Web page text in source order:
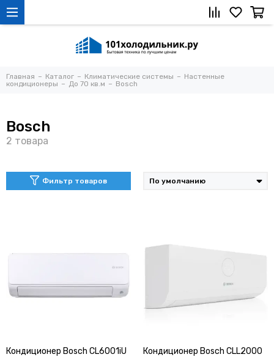
Главная Каталог Климатические системы
Настенные
кондиционеры
До 70 кв.м Bosch
Bosch
Фильтр товаров
Кондиционер Bosch CL6001iU
Кондиционер Bosch CLL2000